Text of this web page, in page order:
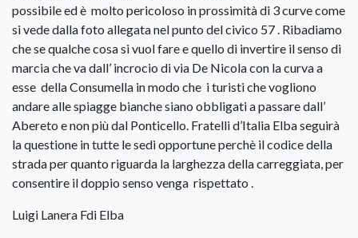
possibile ed è molto pericoloso in prossimità di 3 curve come
si vede dalla foto allegata nel punto del civico 57 . Ribadiamo
che se qualche cosa si vuol fare e quello di invertire il senso di
marcia che va dall’ incrocio di via De Nicola con la curva a
esse della Consumella in modo che i turisti che vogliono
andare alle spiagge bianche siano obbligati a passare dall’
Abereto e non più dal Ponticello. Fratelli d’Italia Elba seguirà
la questione in tutte le sedi opportune perchè il codice della
strada per quanto riguarda la larghezza della carreggiata, per
consentire il doppio senso venga rispettato .
Luigi Lanera Fdi Elba